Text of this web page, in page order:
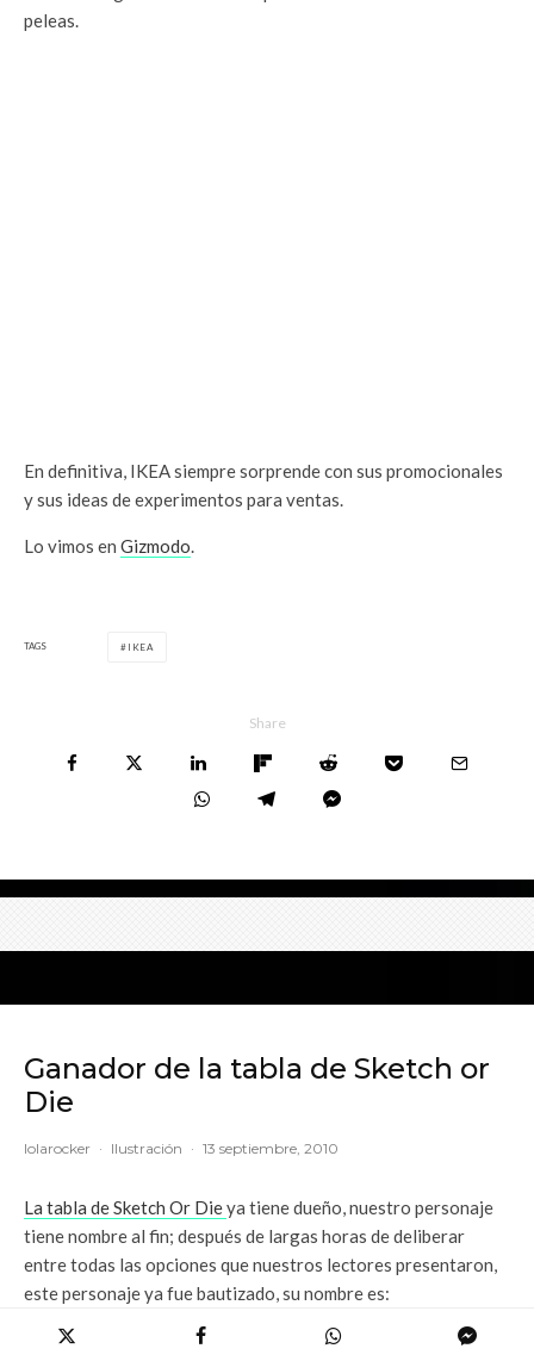
peleas.
En definitiva, IKEA siempre sorprende con sus promocionales
y sus ideas de experimentos para ventas.
Lo vimos en Gizmodo.
TAGS IKEA
Share
Ganador de la tabla de Sketch or
Die
lolarocker · Ilustración · 13 septiembre, 2010
La tabla de Sketch Or Dieya tiene dueño, nuestro personaje
tiene nombre al fin; después de largas horas de deliberar
entre todas las opciones que nuestros lectores presentaron,
este personaje ya fue bautizado, su nombre es: